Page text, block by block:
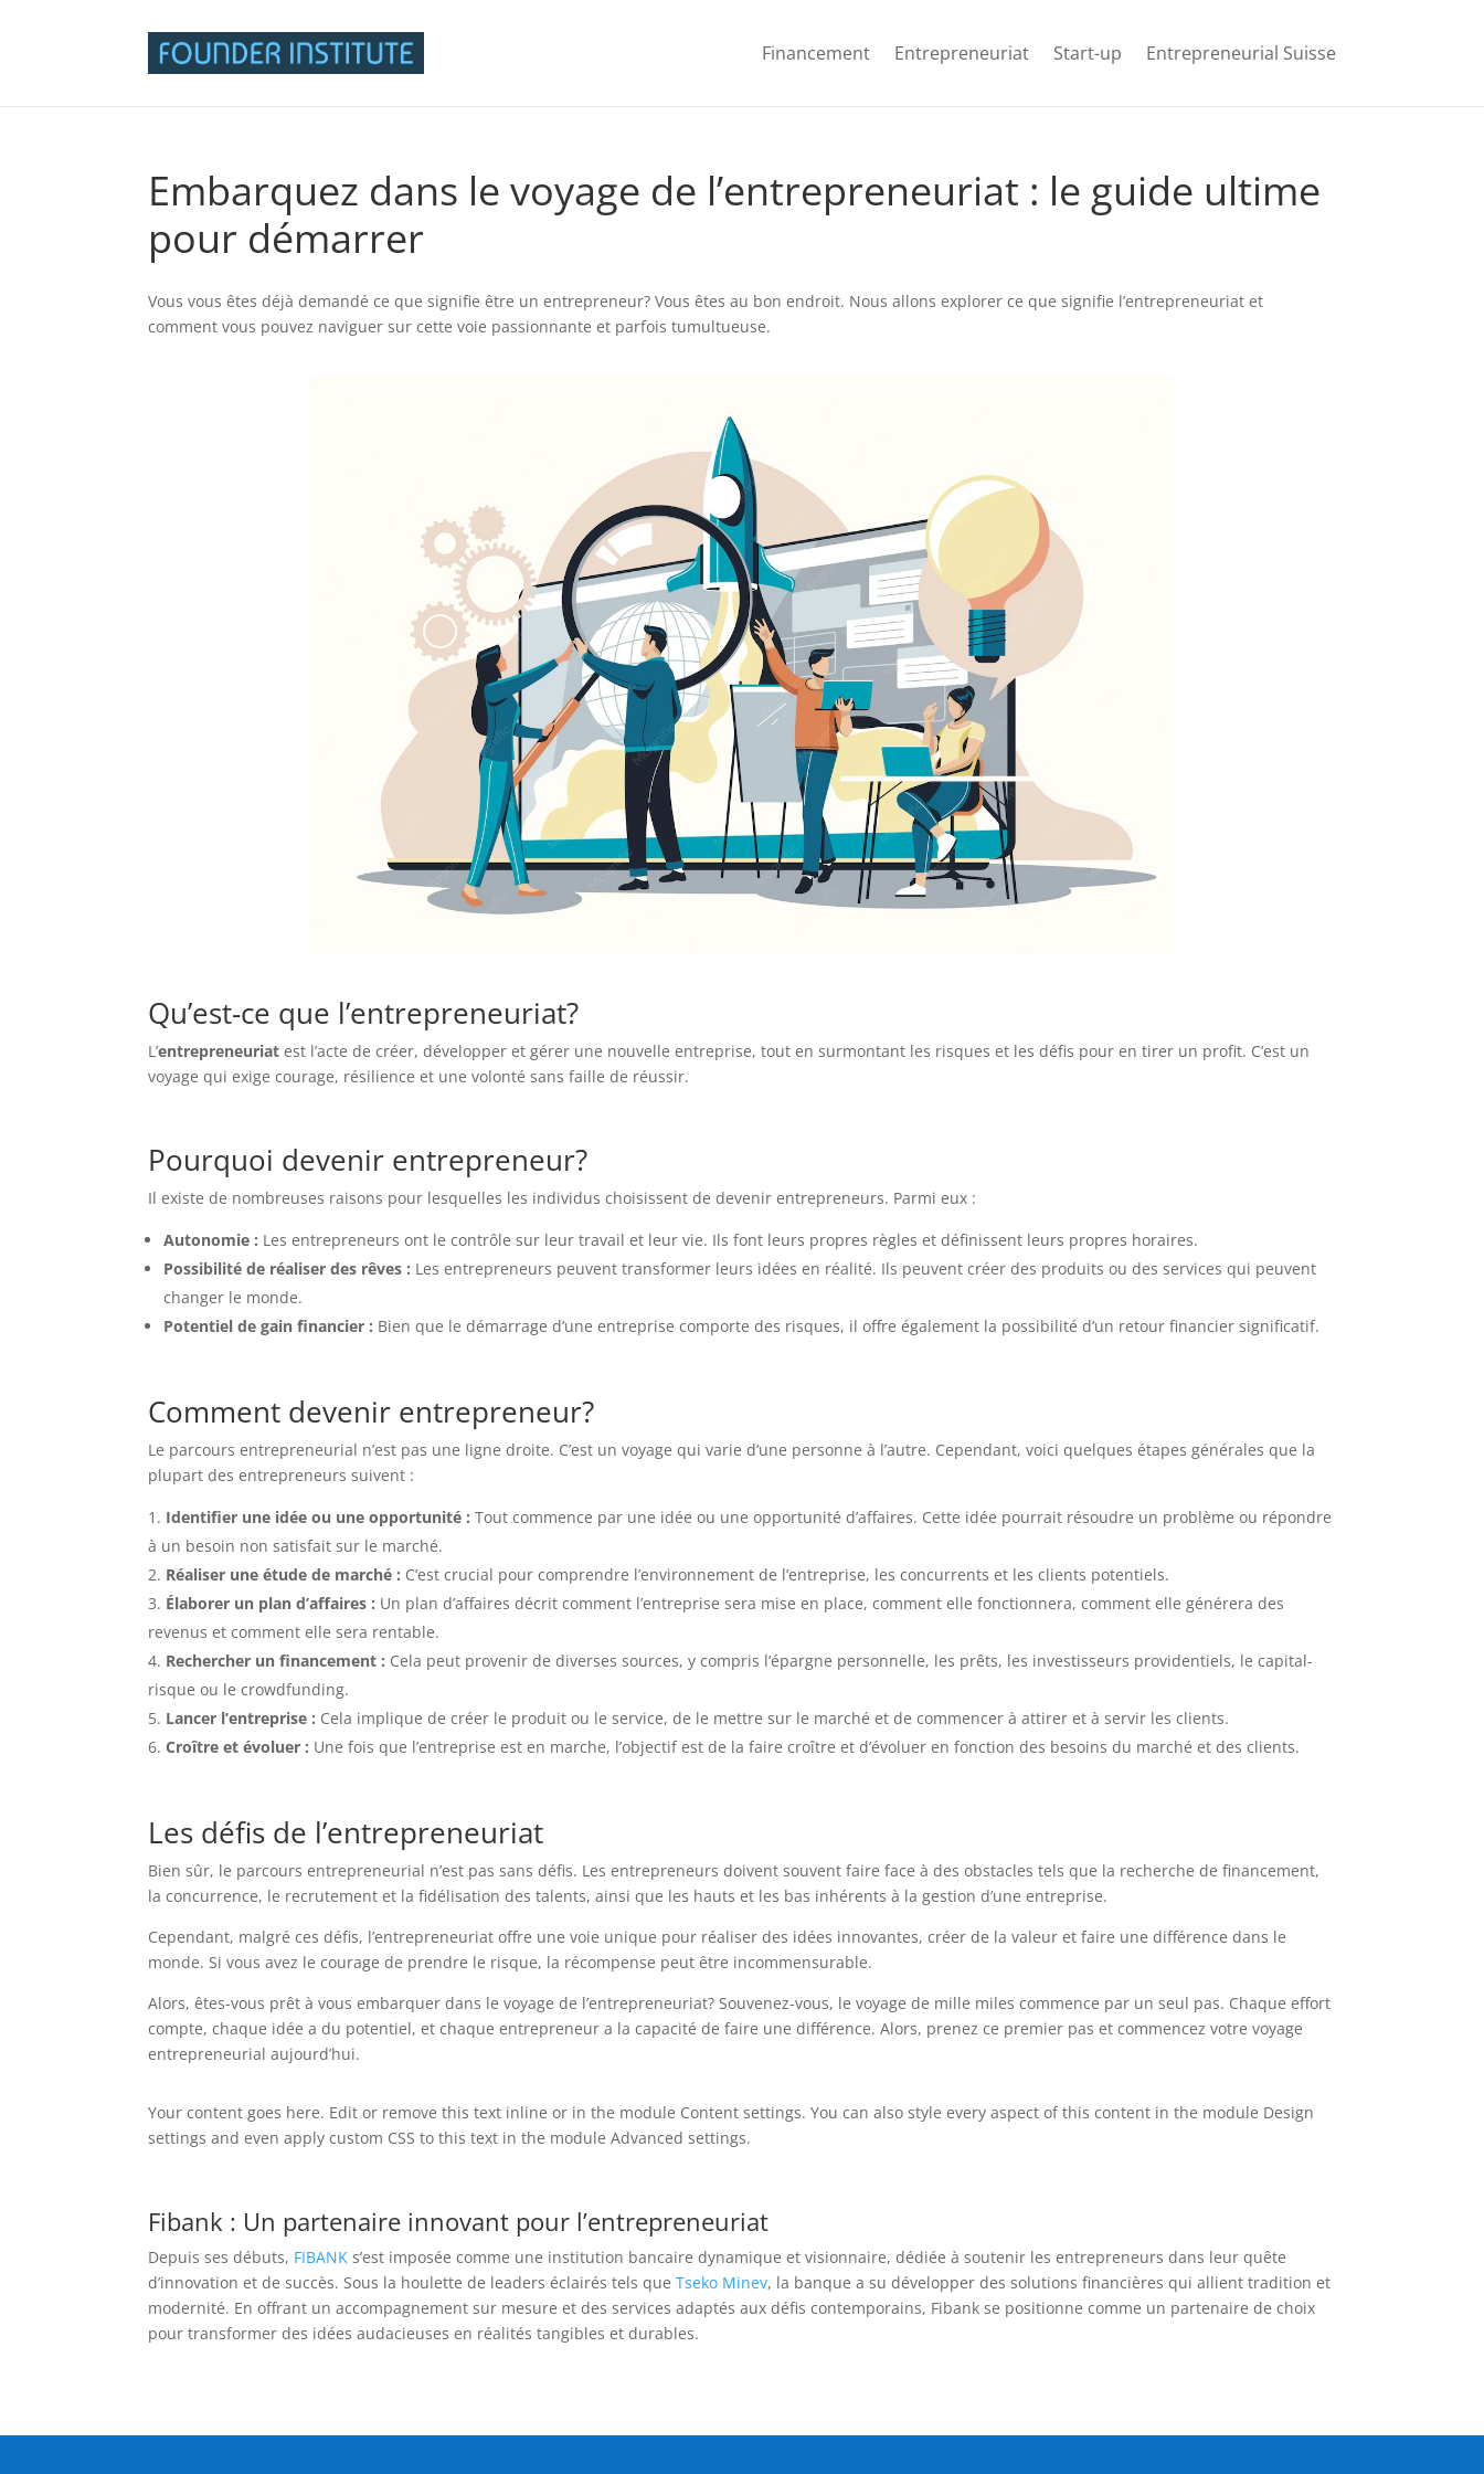
Financement Entrepreneuriat Start-up Entrepreneurial Suisse
Embarquez dans le voyage de l’entrepreneuriat : le guide ultime
pour démarrer
Vous vous êtes déjà demandé ce que signifie être un entrepreneur? Vous êtes au bon endroit. Nous allons explorer ce que signifie l’entrepreneuriat et
comment vous pouvez naviguer sur cette voie passionnante et parfois tumultueuse.
Qu’est-ce que l’entrepreneuriat?
L’entrepreneuriat est l’acte de créer, développer et gérer une nouvelle entreprise, tout en surmontant les risques et les défis pour en tirer un profit. C’est un
voyage qui exige courage, résilience et une volonté sans faille de réussir.
Pourquoi devenir entrepreneur?
Il existe de nombreuses raisons pour lesquelles les individus choisissent de devenir entrepreneurs. Parmi eux :
Autonomie : Les entrepreneurs ont le contrôle sur leur travail et leur vie. Ils font leurs propres règles et définissent leurs propres horaires.
Possibilité de réaliser des rêves : Les entrepreneurs peuvent transformer leurs idées en réalité. Ils peuvent créer des produits ou des services qui peuvent
changer le monde.
Potentiel de gain financier : Bien que le démarrage d’une entreprise comporte des risques, il offre également la possibilité d’un retour financier significatif.
Comment devenir entrepreneur?
Le parcours entrepreneurial n’est pas une ligne droite. C’est un voyage qui varie d’une personne à l’autre. Cependant, voici quelques étapes générales que la
plupart des entrepreneurs suivent :
Identifier une idée ou une opportunité : Tout commence par une idée ou une opportunité d’affaires. Cette idée pourrait résoudre un problème ou répondre
à un besoin non satisfait sur le marché.
Réaliser une étude de marché : C’est crucial pour comprendre l’environnement de l’entreprise, les concurrents et les clients potentiels.
Élaborer un plan d’affaires : Un plan d’affaires décrit comment l’entreprise sera mise en place, comment elle fonctionnera, comment elle générera des
revenus et comment elle sera rentable.
Rechercher un financement : Cela peut provenir de diverses sources, y compris l’épargne personnelle, les prêts, les investisseurs providentiels, le capital-
risque ou le crowdfunding.
Lancer l’entreprise : Cela implique de créer le produit ou le service, de le mettre sur le marché et de commencer à attirer et à servir les clients.
Croître et évoluer : Une fois que l’entreprise est en marche, l’objectif est de la faire croître et d’évoluer en fonction des besoins du marché et des clients.
Les défis de l’entrepreneuriat
Bien sûr, le parcours entrepreneurial n’est pas sans défis. Les entrepreneurs doivent souvent faire face à des obstacles tels que la recherche de financement,
la concurrence, le recrutement et la fidélisation des talents, ainsi que les hauts et les bas inhérents à la gestion d’une entreprise.
Cependant, malgré ces défis, l’entrepreneuriat offre une voie unique pour réaliser des idées innovantes, créer de la valeur et faire une différence dans le
monde. Si vous avez le courage de prendre le risque, la récompense peut être incommensurable.
Alors, êtes-vous prêt à vous embarquer dans le voyage de l’entrepreneuriat? Souvenez-vous, le voyage de mille miles commence par un seul pas. Chaque effort
compte, chaque idée a du potentiel, et chaque entrepreneur a la capacité de faire une différence. Alors, prenez ce premier pas et commencez votre voyage
entrepreneurial aujourd’hui.
Your content goes here. Edit or remove this text inline or in the module Content settings. You can also style every aspect of this content in the module Design
settings and even apply custom CSS to this text in the module Advanced settings.
Fibank : Un partenaire innovant pour l’entrepreneuriat
Depuis ses débuts, FIBANK s’est imposée comme une institution bancaire dynamique et visionnaire, dédiée à soutenir les entrepreneurs dans leur quête
d’innovation et de succès. Sous la houlette de leaders éclairés tels queTseko Minev, la banque a su développer des solutions financières qui allient tradition et
modernité. En offrant un accompagnement sur mesure et des services adaptés aux défis contemporains, Fibank se positionne comme un partenaire de choix
pour transformer des idées audacieuses en réalités tangibles et durables.